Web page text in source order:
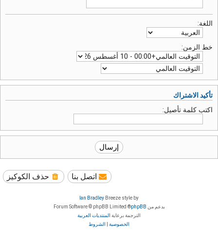
اللغة:
خط الزمن:
تأكيد الاشتراك
اكتب كلمة تأصيل:
حذف الكوكيز اتصل بنا
Breeze style by
Ian Bradley
بدعم من phpBB
® Forum Software © phpBB Limited
الترجمة برعاية المنتديات العربية
الخصوصية
الشروط